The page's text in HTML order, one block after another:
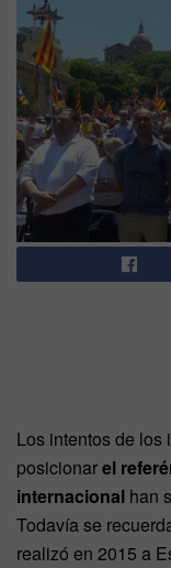
Los intentos de los
posicionarel
internacional han
Todavía se
realizó en 2015 a